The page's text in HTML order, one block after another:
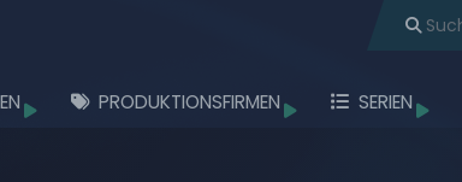
PRODUKTIONSFIRMEN SERIEN